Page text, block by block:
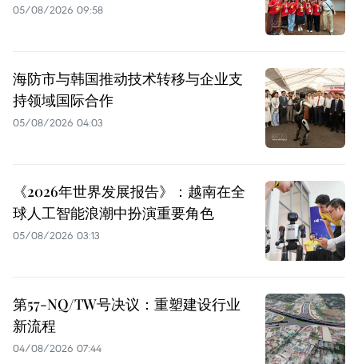
05/08/2026 09:58
海防市与韩国推动技术转移与企业支
持领域国际合作
05/08/2026 04:03
《2026年世界发展报告》：越南在全
球人工智能浪潮中扮演重要角色
05/08/2026 03:13
第57-NQ/TW号决议：重塑建设行业
新流程
04/08/2026 07:44